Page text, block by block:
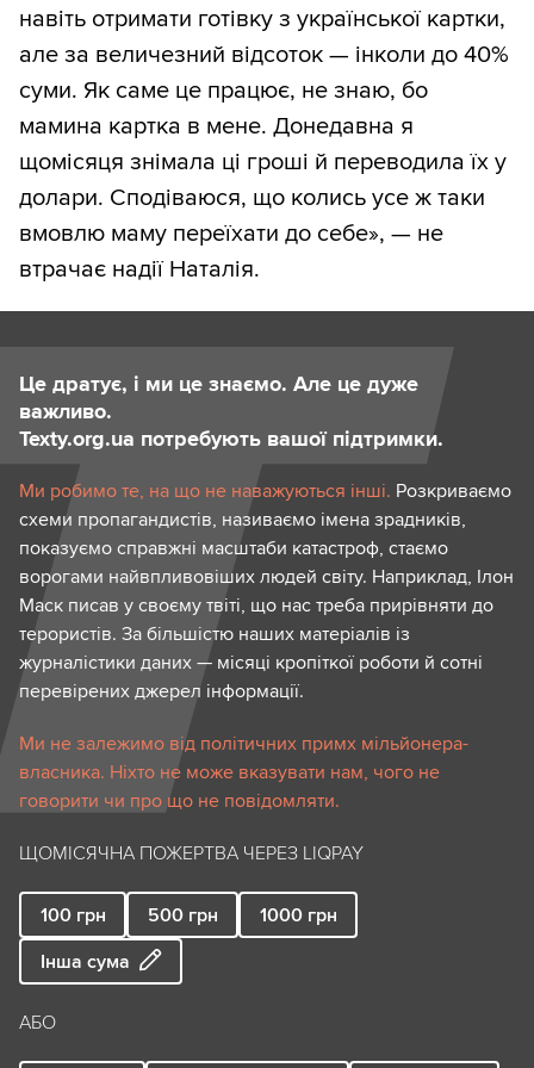
навіть отримати готівку з української картки,
але за величезний відсоток — інколи до 40%
суми. Як саме це працює, не знаю, бо
мамина картка в мене. Донедавна я
щомісяця знімала ці гроші й переводила їх у
долари. Сподіваюся, що колись усе ж таки
вмовлю маму переїхати до себе», — не
втрачає надії Наталія.
Це дратує, і ми це знаємо. Але це дуже
важливо.
Texty.org.ua потребують вашої підтримки.
Ми робимо те, на що не наважуються інші. Розкриваємо
схеми пропагандистів, називаємо імена зрадників,
показуємо справжні масштаби катастроф, стаємо
ворогами найвпливовіших людей світу. Наприклад, Ілон
Маск писав у своєму твіті, що нас треба прирівняти до
терористів. За більшістю наших матеріалів із
журналістики даних — місяці кропіткої роботи й сотні
перевірених джерел інформації.
Ми не залежимо від політичних примх мільйонера-
власника. Ніхто не може вказувати нам, чого не
говорити чи про що не повідомляти.
ЩОМІСЯЧНА ПОЖЕРТВА ЧЕРЕЗ LIQPAY
100 грн 500 грн 1000 грн
Інша сума
АБО